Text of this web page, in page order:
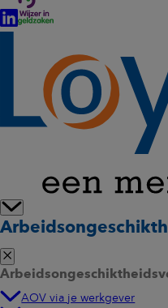
AOV via je werkgever